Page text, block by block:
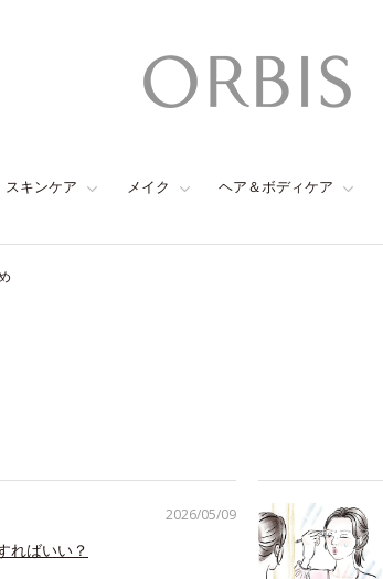
スキンケア メイク ヘア＆ボディケア
2026/05/09
ればいい？